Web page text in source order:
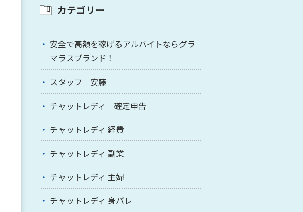
カテゴリー
安全で高額を稼げるアルバイトならグラ
マラスブランド！
スタッフ 安藤
チャットレディ 確定申告
チャットレディ 経費
チャットレディ 副業
チャットレディ 主婦
チャットレディ 身バレ